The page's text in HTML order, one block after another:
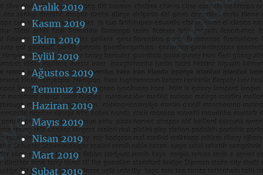
Aralık 2019
Kasım 2019
Ekim 2019
Eylül 2019
Ağustos 2019
Temmuz 2019
Haziran 2019
Mayıs 2019
Nisan 2019
Mart 2019
Şubat 2019